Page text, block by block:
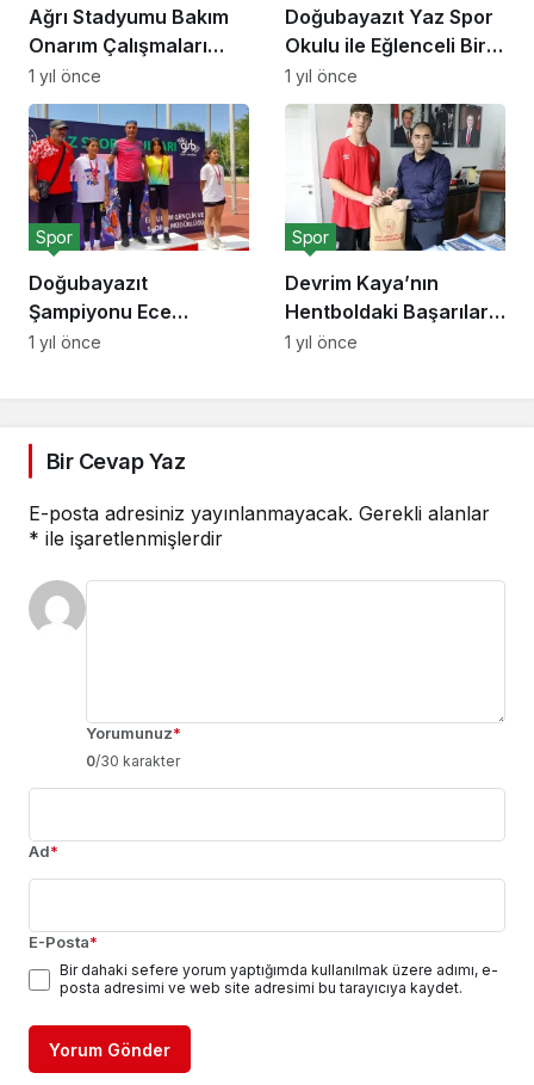
Ağrı Stadyumu Bakım
Onarım Çalışmaları
Hızlandı
1 yıl önce
Doğubayazıt Yaz Spor
Okulu ile Eğlenceli Bir
Yaz
1 yıl önce
Doğubayazıt
Şampiyonu Ece
Ertaş’tan Gurur Dolu
Spor
1 yıl önce
Devrim Kaya’nın
Hentboldaki Başarıları
ve Motivasyonu
Spor
1 yıl önce
Bir Cevap Yaz
E-posta adresiniz yayınlanmayacak. Gerekli alanlar
* ile işaretlenmişlerdir
Yorumunuz*
0/30 karakter
Ad*
E-Posta*
Bir dahaki sefere yorum yaptığımda kullanılmak üzere adımı, e-
posta adresimi ve web site adresimi bu tarayıcıya kaydet.
Yorum Gönder